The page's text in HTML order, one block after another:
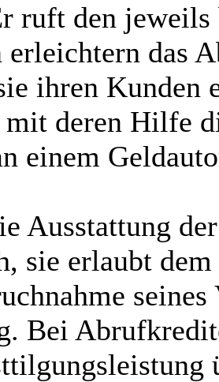
ruft den
erleichtern das
ihren Kunden
deren Hilfe
einem
Ausstattung
sie erlaubt
Bei